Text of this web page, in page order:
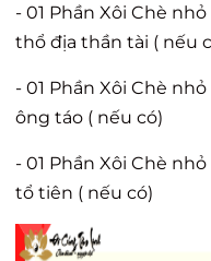
- 01 Phần Xôi Chè
thổ địa thần tài ( nếu
- 01 Phần Xôi Chè
ông táo ( nếu có)
- 01 Phần Xôi Chè
tổ tiên ( nếu có)